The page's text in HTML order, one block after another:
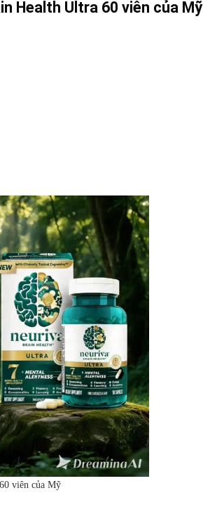
Health Ultra 60 viên của Mỹ
viên của Mỹ